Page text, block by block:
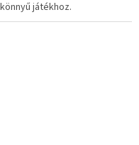
játékhoz.